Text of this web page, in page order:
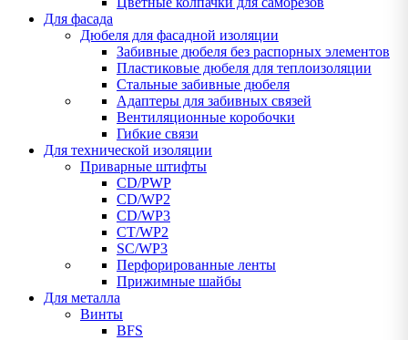
Для фасада
Дюбеля для фасадной изоляции
Забивные дюбеля без распорных элементов
Пластиковые дюбеля для теплоизоляции
Стальные забивные дюбеля
Адаптеры для забивных связей
Вентиляционные коробочки
Гибкие связи
Для технической изоляции
Приварные штифты
CD/PWP
CD/WP2
CD/WP3
CT/WP2
SC/WP3
Перфорированные ленты
Прижимные шайбы
Для металла
Винты
BFS